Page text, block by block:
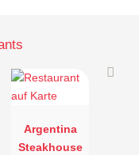
Argentina
Steakhouse